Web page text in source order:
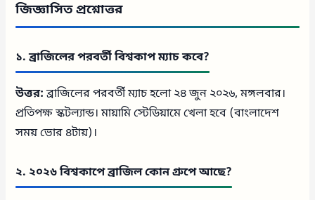
জিজ্ঞাসিত প্রশ্নোত্তর
১. ব্রাজিলের পরবর্তী বিশ্বকাপ ম্যাচ কবে?
উত্তর:ব্রাজিলের পরবর্তী ম্যাচ হলো ২৪ জুন ২০২৬, মঙ্গলবার।
প্রতিপক্ষ স্কটল্যান্ড। মায়ামি স্টেডিয়ামে খেলা হবে (বাংলাদেশ
সময় ভোর ৪টায়)।
২. ২০২৬ বিশ্বকাপে ব্রাজিল কোন গ্রুপে আছে?